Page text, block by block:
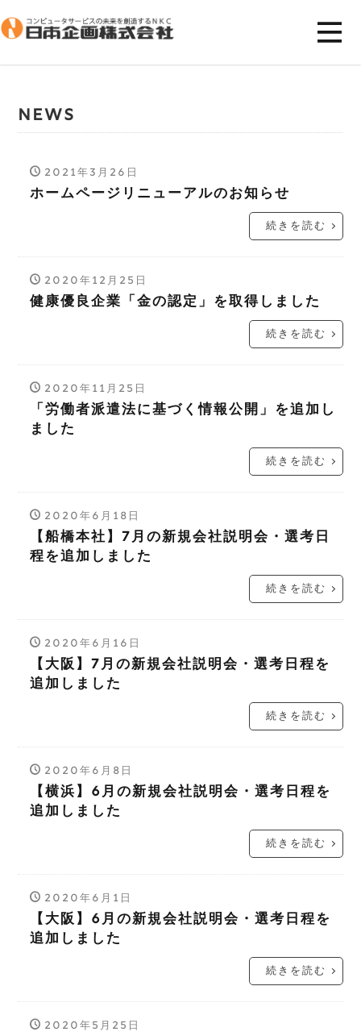
NEWS
2021年3月26日
ホームページリニューアルのお知らせ
続きを読む
2020年12月25日
健康優良企業「金の認定」を取得しました
続きを読む
2020年11月25日
「労働者派遣法に基づく情報公開」を追加し
ました
続きを読む
2020年6月18日
【船橋本社】7月の新規会社説明会・選考日
程を追加しました
続きを読む
2020年6月16日
【大阪】7月の新規会社説明会・選考日程を
追加しました
続きを読む
2020年6月8日
【横浜】6月の新規会社説明会・選考日程を
追加しました
続きを読む
2020年6月1日
【大阪】6月の新規会社説明会・選考日程を
追加しました
続きを読む
2020年5月25日